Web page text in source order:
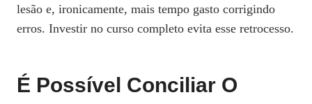
lesão e, ironicamente, mais tempo gasto corrigindo
erros. Investir no curso completo evita esse retrocesso.
É Possível Conciliar O